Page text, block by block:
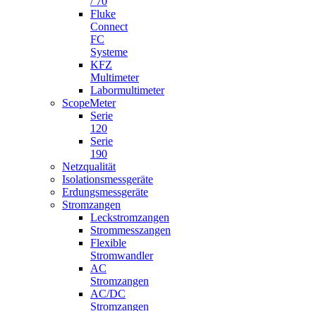
Fluke
Connect
FC
Systeme
KFZ
Multimeter
Labormultimeter
ScopeMeter
Serie
120
Serie
190
Netzqualität
Isolationsmessgeräte
Erdungsmessgeräte
Stromzangen
Leckstromzangen
Strommesszangen
Flexible
Stromwandler
AC
Stromzangen
AC/DC
Stromzangen